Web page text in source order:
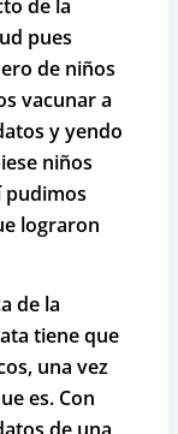
de la
pues
de niños
vacunar a
y yendo
niños
pudimos
lograron
de la
tiene que
una vez
es. Con